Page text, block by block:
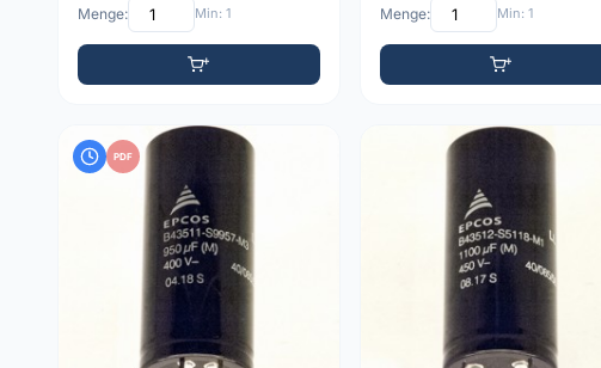
Menge: Min: 1 Menge: Min: 1
PDF